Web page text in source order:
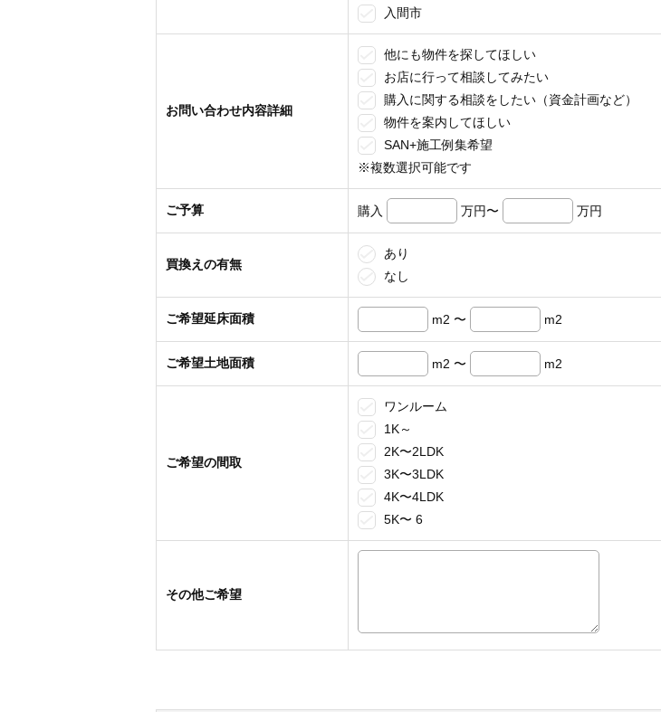
入間市
お問い合わせ内容詳細
他にも物件を探してほしい
お店に行って相談してみたい
購入に関する相談をしたい（資金計画など）
物件を案内してほしい
SAN+施工例集希望
※複数選択可能です
ご予算 購入 万円〜 万円
買換えの有無
あり
なし
ご希望延床面積 m2 〜 m2
ご希望土地面積 m2 〜 m2
ご希望の間取
ワンルーム
1K～
2K〜2LDK
3K〜3LDK
4K〜4LDK
5K〜 6
その他ご希望